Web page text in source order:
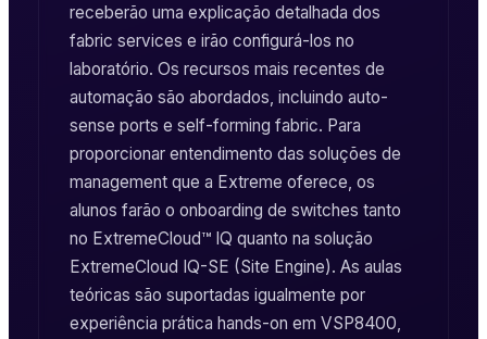
receberão uma explicação detalhada dos
fabric services e irão configurá-los no
laboratório. Os recursos mais recentes de
automação são abordados, incluindo auto-
sense ports e self-forming fabric. Para
proporcionar entendimento das soluções de
managementque a Extreme oferece, os
alunos farão o onboarding de switches tanto
no ExtremeCloud™ IQ quanto na solução
ExtremeCloud IQ-SE (Site Engine). As aulas
teóricas são suportadas igualmente por
experiência prática hands-on em VSP8400,